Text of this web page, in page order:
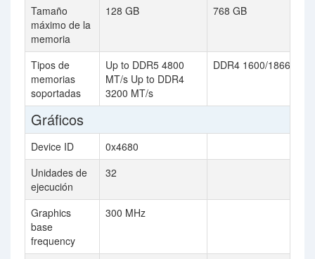
Tamaño
máximo de la
memoria
128 GB 768 GB
Tipos de
memorias
soportadas
Up to DDR5 4800
MT/s Up to DDR4
3200 MT/s
DDR4 1600/1866
Gráficos
Device ID
0x4680
Unidades de
ejecución
32
Graphics
base
frequency
300 MHz